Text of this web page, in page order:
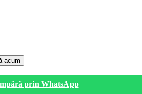
acum
prin WhatsApp